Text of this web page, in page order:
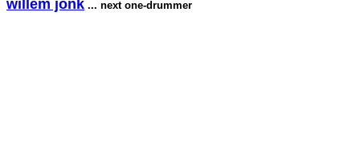
willem jonk ... next one-drummer